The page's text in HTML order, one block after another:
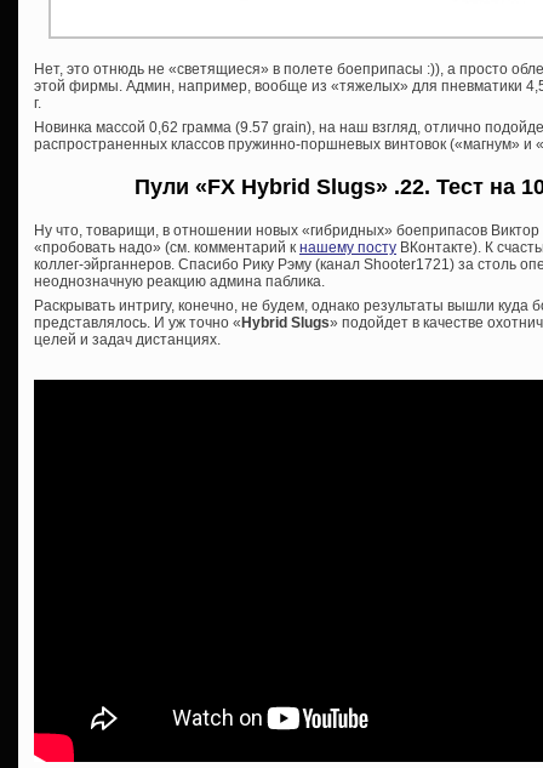
Нет, это отнюдь не «светящиеся» в полете боеприпасы :)), а просто
этой фирмы. Админ, например, вообще из «тяжелых» для пневматики
г.
Новинка массой 0,62 грамма (9.57 grain), на наш взгляд, отлично
распространенных классов пружинно-поршневых винтовок («магнум» и
Пули «FX Hybrid Slugs» .22. Тест на
Ну что, товарищи, в отношении новых «гибридных» боеприпасов
«пробовать надо» (см. комментарий к нашему посту ВКонтакте). К
коллег-эйрганнеров. Спасибо Рику Рэму (канал Shooter1721) за столь
неоднозначную реакцию админа паблика.
Раскрывать интригу, конечно, не будем, однако результаты вышли
представлялось. И уж точно «Hybrid Slugs» подойдет в качестве
целей и задач дистанциях.